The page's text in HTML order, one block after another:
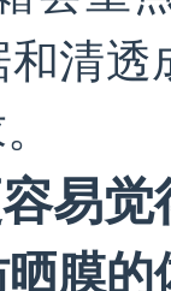
清
易
膜的